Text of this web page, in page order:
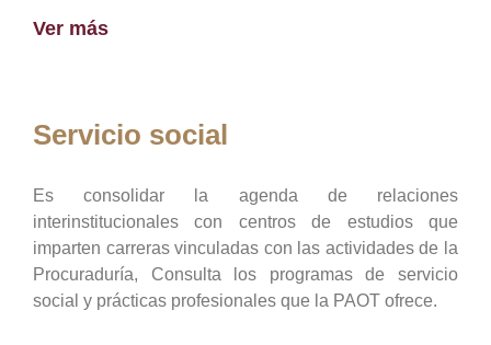
Ver más
Servicio social
Es consolidar la agenda de relaciones
interinstitucionales con centros de estudios que
imparten carreras vinculadas con las actividades de la
Procuraduría, Consulta los programas de servicio
social y prácticas profesionales que la PAOT ofrece.